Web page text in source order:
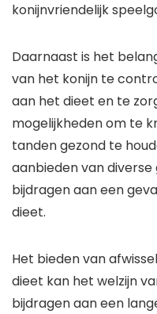
konijnvriendelijk
Daarnaast is het
van het konijn te
aan het dieet en te
mogelijkheden om te
tanden gezond te
aanbieden van
bijdragen aan een
dieet.
Het bieden van
dieet kan het welzijn
bijdragen aan een